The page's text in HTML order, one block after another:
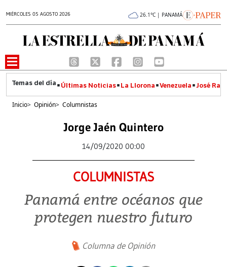
MIÉRCOLES 05 AGOSTO 2026 26.1°C | PANAMÁ
Últimas Noticias La Llorona Venezuela José
Inicio> Opinión> Columnistas
Jorge Jaén Quintero
14/09/2020 00:00
COLUMNISTAS
Panamá entre océanos que
protegen nuestro futuro
Columna de Opinión